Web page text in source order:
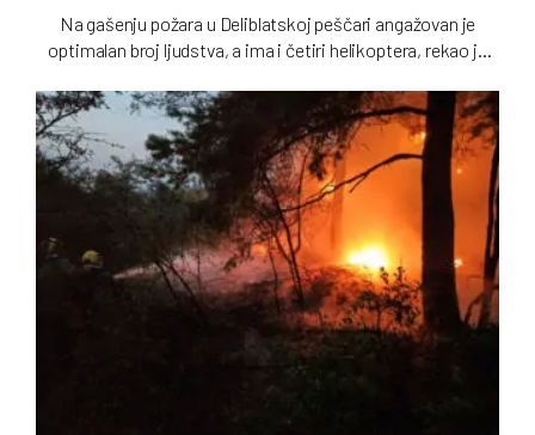
Na gašenju požara u Deliblatskoj peščari angažovan je
optimalan broj ljudstva, a ima i četiri helikoptera, rekao je
poslova. Požarom je zahvaćeno oko hiljadu i po i više
hektara šume i niskog rastinja